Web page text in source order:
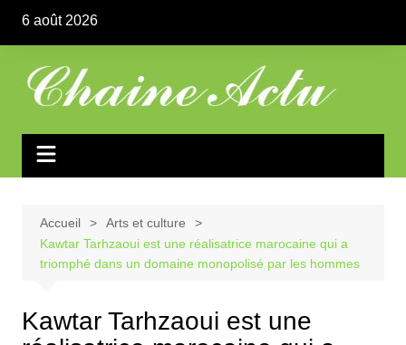
contenu
6 août 2026
Accueil
Arts et culture
Kawtar Tarhzaoui est une réalisatrice marocaine qui a
triomphé dans un domaine monopolisé par les hommes
Kawtar Tarhzaoui est une